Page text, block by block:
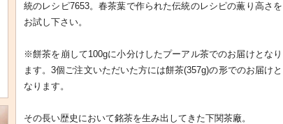
統のレシピ7653。春茶葉で作られた伝統のレシピの薫り高さを
お試し下さい。
※餅茶を崩して100gに小分けしたプーアル茶でのお届けとなり
ます。3個ご注文いただいた方には餅茶(357g)の形でのお届けと
なります。
その長い歴史において銘茶を生み出してきた下関茶廠。